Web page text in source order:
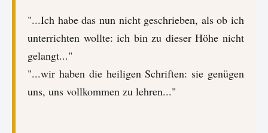
"...Ich habe das nun nicht geschrieben, als ob ich
unterrichten wollte: ich bin zu dieser Höhe nicht
gelangt..."
"...wir haben die heiligen Schriften: sie genügen
uns, uns vollkommen zu lehren..."